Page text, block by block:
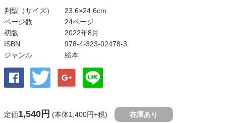
判型（サイズ）
23.6×24.6cm
ページ数
24ページ
初版
2022年8月
ISBN
978-4-323-02478-3
ジャンル
絵本
定価1,540円 (本体1,400円+税) 在庫あり